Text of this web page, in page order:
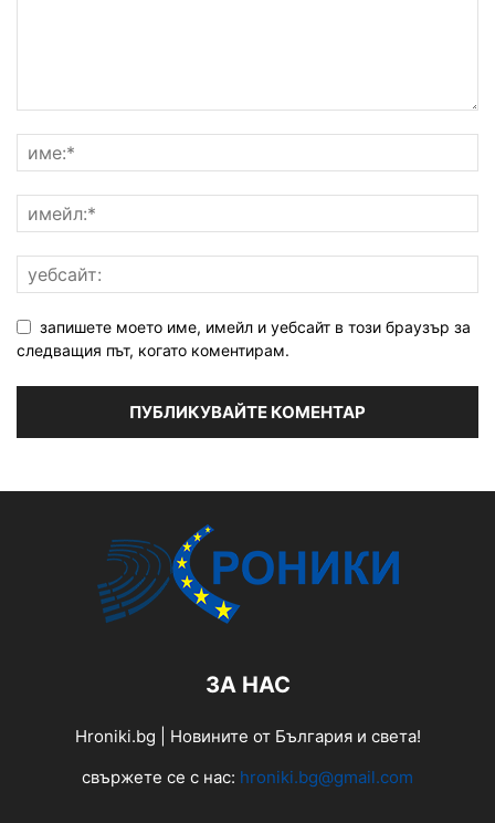
запишете моето име, имейл и уебсайт в този браузър за
следващия път, когато коментирам.
ЗА НАС
Hroniki.bg | Новините от България и света!
свържете се с нас: hroniki.bg@gmail.com